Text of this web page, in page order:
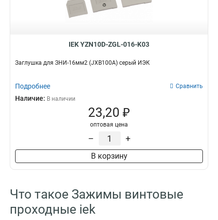
IEK YZN10D-ZGL-016-K03
Заглушка для ЗНИ-16мм2 (JXB100A) серый ИЭК
Подробнее Сравнить
Наличие: В наличии
23,20 ₽
оптовая цена
– +
В корзину
Что такое Зажимы винтовые
проходные iek